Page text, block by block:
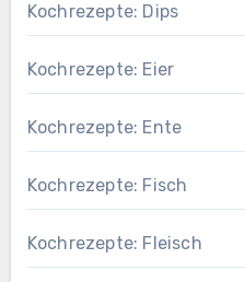
Kochrezepte: Dips
Kochrezepte: Eier
Kochrezepte: Ente
Kochrezepte: Fisch
Kochrezepte: Fleisch